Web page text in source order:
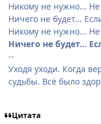
Никому не нужно...
Ничего не будет...
Никому не нужно...
Ничего не будет...
--
Уходя уходи. Когда
судьбы. Всё было
Цитата